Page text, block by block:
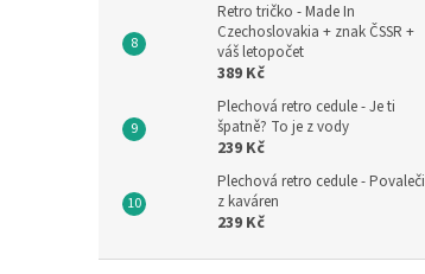
Retro tričko - Made In
Czechoslovakia + znak ČSSR +
váš letopočet
389 Kč
Plechová retro cedule - Je ti
špatně? To je z vody
239 Kč
Plechová retro cedule - Povaleči
z kaváren
239 Kč